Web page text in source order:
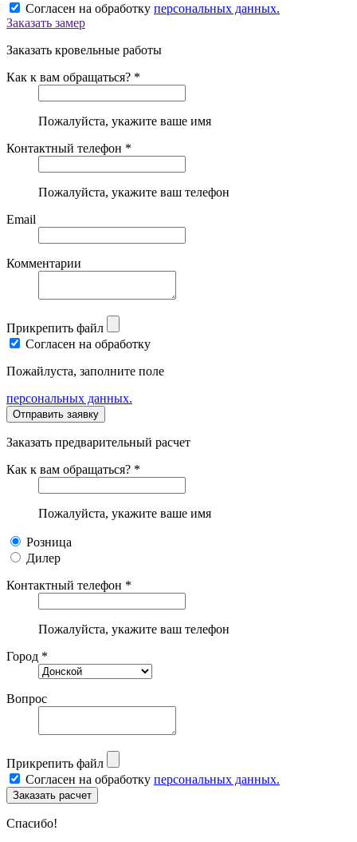
Согласен на обработку персональных данных.
Заказать замер
Заказать кровельные работы
Как к вам обращаться? *
Пожалуйста, укажите ваше имя
Контактный телефон *
Пожалуйста, укажите ваш телефон
Email
Комментарии
Прикрепить файл
Согласен на обработку
Пожайлуста, заполните поле
персональных данных.
Заказать предварительный расчет
Как к вам обращаться? *
Пожалуйста, укажите ваше имя
Розница
Дилер
Контактный телефон *
Пожалуйста, укажите ваш телефон
Город *
Вопрос
Прикрепить файл
Согласен на обработку персональных данных.
Спасибо!